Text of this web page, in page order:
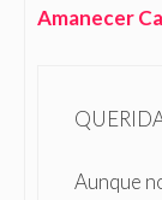
Amanecer
Aunque